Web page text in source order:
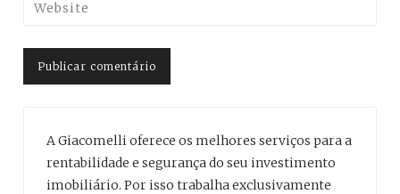
A Giacomelli oferece os melhores serviços para a
rentabilidade e segurança do seu investimento
imobiliário. Por isso trabalha exclusivamente